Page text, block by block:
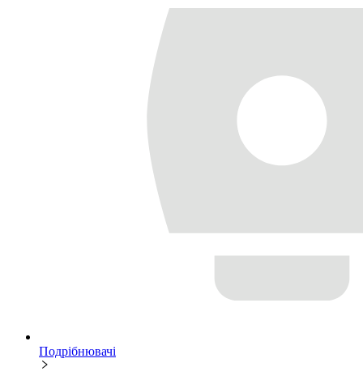
Подрібнювачі